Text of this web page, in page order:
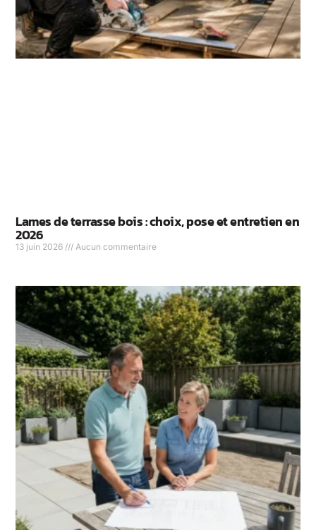
Lames de terrasse bois : choix, pose et entretien en
2026
13 juin 2026 Aucun commentaire